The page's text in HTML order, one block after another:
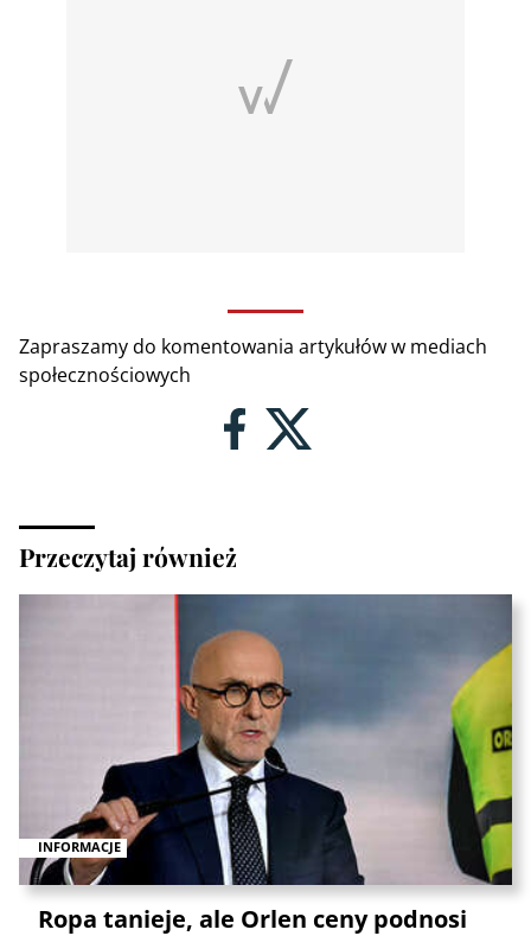
Zapraszamy do komentowania artykułów w mediach
społecznościowych
Przeczytaj również
INFORMACJE
Ropa tanieje, ale Orlen ceny podnosi